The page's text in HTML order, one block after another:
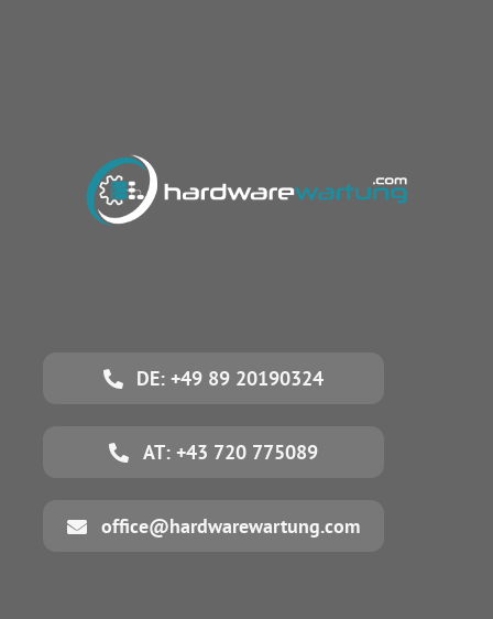
DE: +49 89 20190324
AT: +43 720 775089
office@hardwarewartung.com